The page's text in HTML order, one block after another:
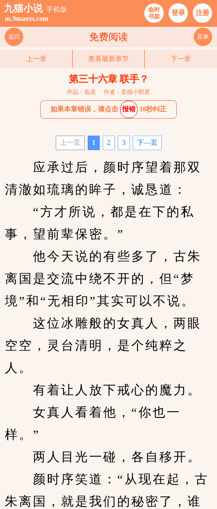
九猫小说 手机版
m.9maoxs.com
临时
书架
登录 注册
免费阅读
返回 菜单
上一章 查看最新章节 下一章
第三十六章 联手？
作品：临圣 作者：卖报小郎君
如果本章错误，请点击 报错 10秒纠正
上一页 1 2 3 下—页
应承过后，颜时序望着那双
清澈如琉璃的眸子，诚恳道：
“方才所说，都是在下的私
事，望前辈保密。”
他今天说的有些多了，古朱
离国是交流中绕不开的，但“梦
境”和“无相印”其实可以不说。
这位冰雕般的女真人，两眼
空空，灵台清明，是个纯粹之
人。
有着让人放下戒心的魔力。
女真人看着他，“你也一
样。”
两人目光一碰，各自移开。
颜时序笑道：“从现在起，古
朱离国，就是我们的秘密了，谁